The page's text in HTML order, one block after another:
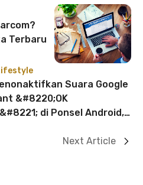
Terbaru
Suara Google
&#8220;OK
di Ponsel Android,
Next Article